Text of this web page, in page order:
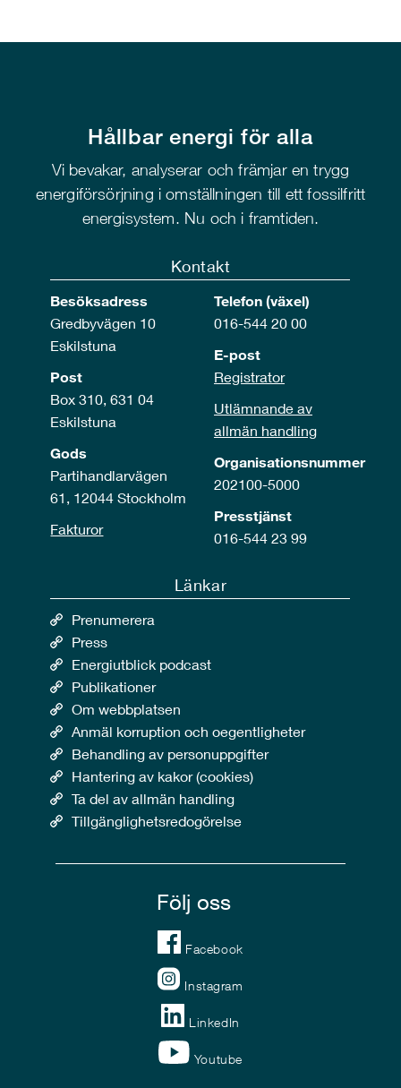
Hållbar energi för alla
Vi bevakar, analyserar och främjar en trygg
energiförsörjning i omställningen till ett fossilfritt
energisystem. Nu och i framtiden.
Kontakt
Besöksadress
Gredbyvägen 10
Eskilstuna
Post
Box 310, 631 04
Eskilstuna
Gods
Partihandlarvägen
61, 12044 Stockholm
Fakturor
Telefon (växel)
016-544 20 00
E-post
Registrator
Utlämnande av
allmän handling
Organisationsnummer
202100-5000
Presstjänst
016-544 23 99
Länkar
Prenumerera
Press
Energiutblick podcast
Publikationer
Om webbplatsen
Anmäl korruption och oegentligheter
Behandling av personuppgifter
Hantering av kakor (cookies)
Ta del av allmän handling
Tillgänglighetsredogörelse
Följ oss
Facebook
Instagram
LinkedIn
Youtube